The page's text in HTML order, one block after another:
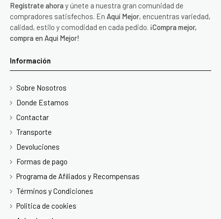
Regístrate ahora y únete a nuestra gran comunidad de
compradores satisfechos. En Aquí Mejor, encuentras variedad,
calidad, estilo y comodidad en cada pedido. ¡Compra mejor,
compra en Aquí Mejor!
Información
Sobre Nosotros
Donde Estamos
Contactar
Transporte
Devoluciones
Formas de pago
Programa de Afiliados y Recompensas
Términos y Condiciones
Politica de cookies